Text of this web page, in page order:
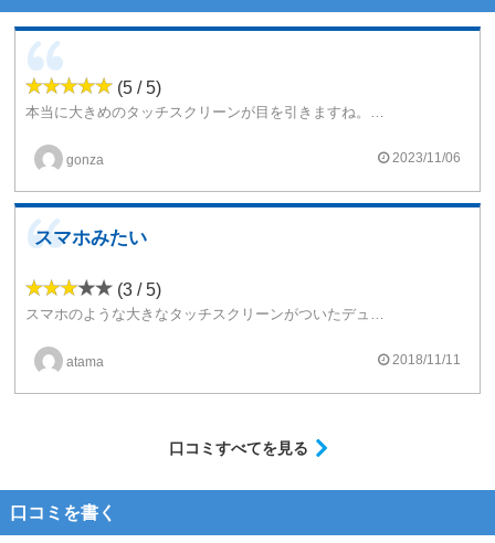
(5 / 5)
本当に大きめのタッチスクリーンが目を引きますね。そしてスマホみたいに操作する事になるので、操作もやりやすいと思います。
gonza 2023/11/06
スマホみたい
(3 / 5)
あとは本体がデカいです
MINIKIN2と比べたらやっぱりちょっと劣りますかね
atama 2018/11/11
口コミすべてを見る
口コミを書く